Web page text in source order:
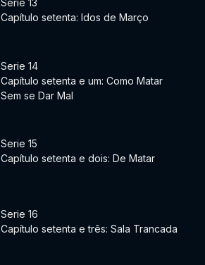
Serie 13
Capítulo setenta: Idos de Março
Serie 14
Capítulo setenta e um: Como Matar
Sem se Dar Mal
Serie 15
Capítulo setenta e dois: De Matar
Serie 16
Capítulo setenta e três: Sala Trancada